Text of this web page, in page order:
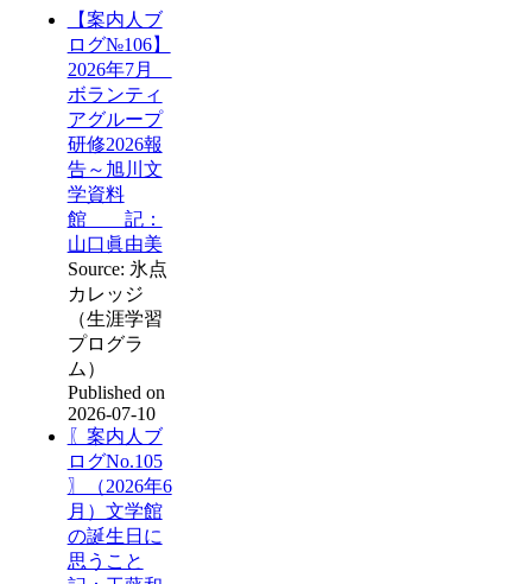
【案内人ブ
ログ№106】
2026年7月
ボランティ
アグループ
研修2026報
告～旭川文
学資料
館 記：
山口眞由美
Source: 氷点
カレッジ
（生涯学習
プログラ
ム）
Published on
2026-07-10
〖案内人ブ
ログNo.105
〗（2026年6
月）文学館
の誕生日に
思うこと